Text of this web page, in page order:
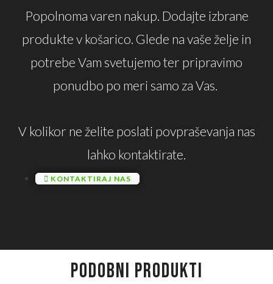
Popolnoma varen nakup. Dodajte izbrane
produkte v košarico. Glede na vaše želje in
potrebe Vam svetujemo ter pripravimo
ponudbo po meri samo za Vas.
V kolikor ne želite poslati povpraševanja nas
lahko kontaktirate.
KONTAKTIRAJ NAS
PODOBNI PRODUKTI